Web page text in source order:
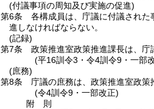
(付議事項の周知及び実施の促進)
第6条
各構成員は、庁議に付議され
進しなければならない。
(記録)
第7条
政策推進室政策推進課長は、庁
(平16訓令3・令4訓令9・一部
(庶務)
第8条
庁議の庶務は、政策推進室政策
(令4訓令9・一部改正)
附 則